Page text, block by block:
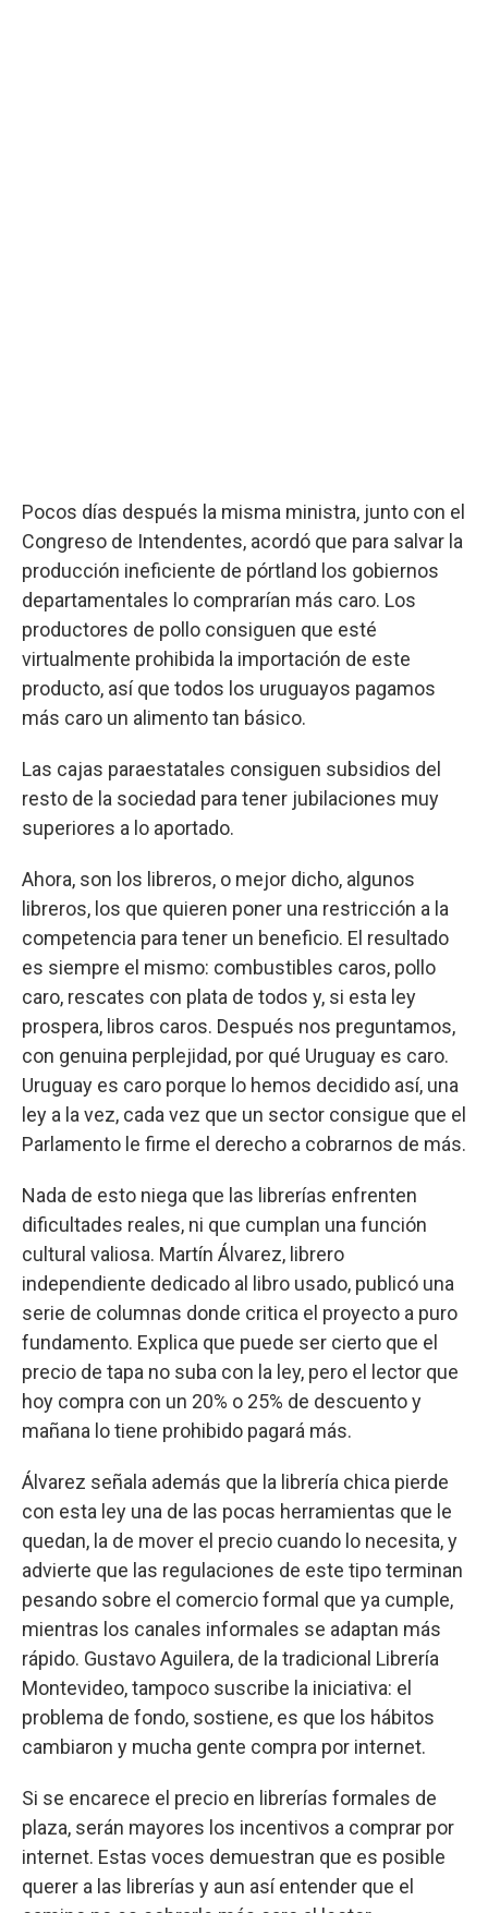
Pocos días después la misma ministra, junto con el
Congreso de Intendentes, acordó que para salvar la
producción ineficiente de pórtland los gobiernos
departamentales lo comprarían más caro. Los
productores de pollo consiguen que esté
virtualmente prohibida la importación de este
producto, así que todos los uruguayos pagamos
más caro un alimento tan básico.
Las cajas paraestatales consiguen subsidios del
resto de la sociedad para tener jubilaciones muy
superiores a lo aportado.
Ahora, son los libreros, o mejor dicho, algunos
libreros, los que quieren poner una restricción a la
competencia para tener un beneficio. El resultado
es siempre el mismo: combustibles caros, pollo
caro, rescates con plata de todos y, si esta ley
prospera, libros caros. Después nos preguntamos,
con genuina perplejidad, por qué Uruguay es caro.
Uruguay es caro porque lo hemos decidido así, una
ley a la vez, cada vez que un sector consigue que el
Parlamento le firme el derecho a cobrarnos de más.
Nada de esto niega que las librerías enfrenten
dificultades reales, ni que cumplan una función
cultural valiosa. Martín Álvarez, librero
independiente dedicado al libro usado, publicó una
serie de columnas donde critica el proyecto a puro
fundamento. Explica que puede ser cierto que el
precio de tapa no suba con la ley, pero el lector que
hoy compra con un 20% o 25% de descuento y
mañana lo tiene prohibido pagará más.
Álvarez señala además que la librería chica pierde
con esta ley una de las pocas herramientas que le
quedan, la de mover el precio cuando lo necesita, y
advierte que las regulaciones de este tipo terminan
pesando sobre el comercio formal que ya cumple,
mientras los canales informales se adaptan más
rápido. Gustavo Aguilera, de la tradicional Librería
Montevideo, tampoco suscribe la iniciativa: el
problema de fondo, sostiene, es que los hábitos
cambiaron y mucha gente compra por internet.
Si se encarece el precio en librerías formales de
plaza, serán mayores los incentivos a comprar por
internet. Estas voces demuestran que es posible
querer a las librerías y aun así entender que el